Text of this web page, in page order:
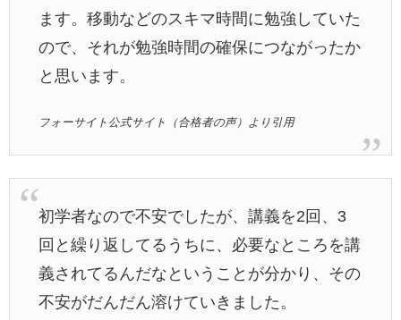
ます。移動などのスキマ時間に勉強していた
ので、それが勉強時間の確保につながったか
と思います。
フォーサイト公式サイト（合格者の声）より引用
初学者なので不安でしたが、講義を2回、3
回と繰り返してるうちに、必要なところを講
義されてるんだなということが分かり、その
不安がだんだん溶けていきました。